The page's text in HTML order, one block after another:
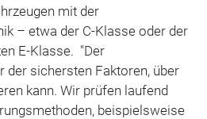
mit der
– etwa der C-Klasse oder der
E-Klasse. "Der
der sichersten Faktoren, über
kann. Wir prüfen laufend
beispielsweise